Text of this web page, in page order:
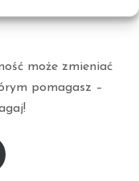
może zmieniać
pomagasz –